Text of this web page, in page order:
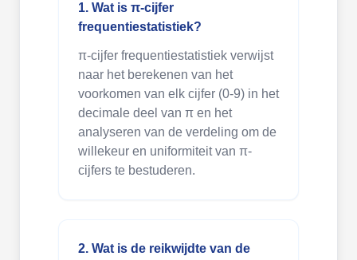
1. Wat is π-cijfer
frequentiestatistiek?
π-cijfer frequentiestatistiek verwijst
naar het berekenen van het
voorkomen van elk cijfer (0-9) in het
decimale deel van π en het
analyseren van de verdeling om de
willekeur en uniformiteit van π-
cijfers te bestuderen.
2. Wat is de reikwijdte van de